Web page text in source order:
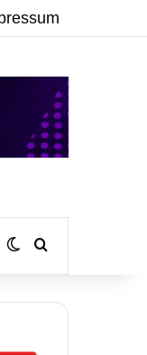
MastodonSkin umschalten